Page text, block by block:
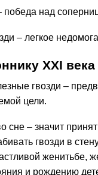
победа над
– легкое
ХХІ века
гвозди –
цели.
сне – значит
гвозди в
женитьбе,
и рождению